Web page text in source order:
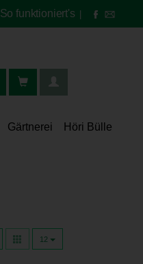
So funktioniert's
Gärtnerei Höri Bülle
12